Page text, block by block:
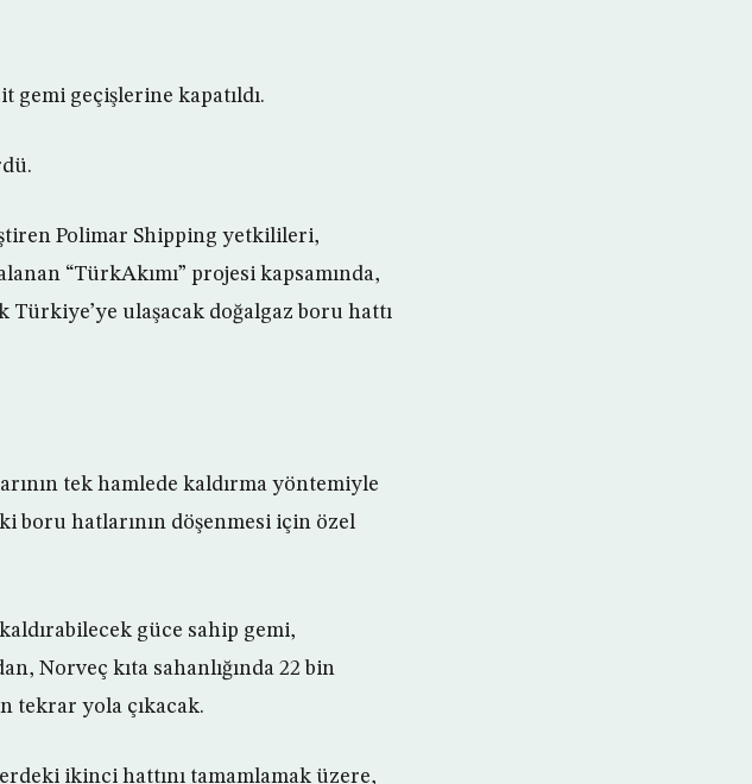
geçişlerine kapatıldı.
Polimar Shipping yetkilileri,
“TürkAkımı” projesi kapsamında,
Türkiye’ye ulaşacak doğalgaz boru hattı
tek hamlede kaldırma yöntemiyle
boru hatlarının döşenmesi için özel
güce sahip gemi,
Norveç kıta sahanlığında 22 bin
yola çıkacak.
ikinci hattını tamamlamak üzere,